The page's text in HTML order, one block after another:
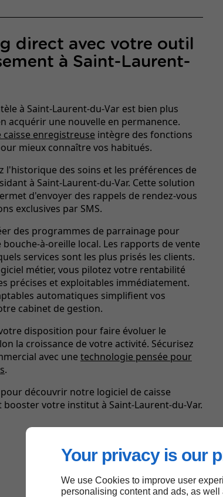
Your privacy is our
We use Cookies to improve user
personalising content and ads, as well
direct avec votre outil
à Saint-Laurent-
à Saint-Laurent-du-Var est bien plus
acquérir une nouvelle en permanence.
caisse enregistreuse intègre des fonctions
mieux connaître vos habitués.
l'historique des soins et les préférences de
à Saint-Laurent-du-Var. Cette solution
d'envoyer des rappels de rendez-vous
exclusives par SMS.
des programmes de parrainage pour
à-oreille local. Les rapports de vente
services sont les plus prisés les clients.
métier, vous pilotez votre rentabilité
précises et exploitables immédiatement.
automatiques simplifient vos
cabinet de gestion.
disposition pour faire évoluer le
la croissance de votre activité. Sécurisez
avec une technologie pensée pour
.
découvrir notre logiciel de caisse
votre institut à Saint-Laurent-du-Var.